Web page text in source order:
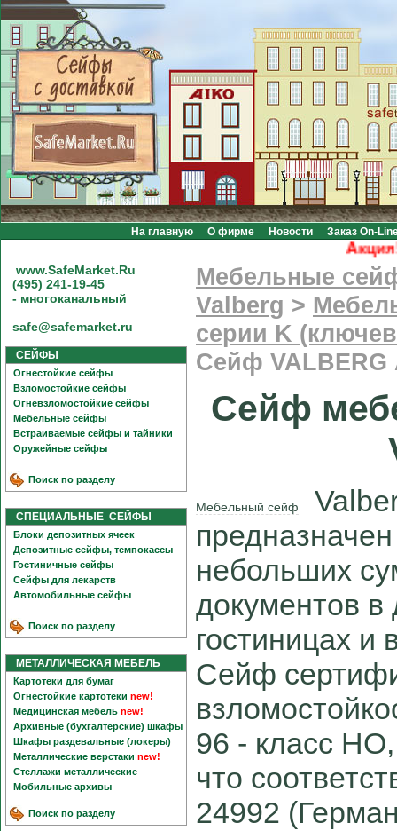
На главную О фирме Новости Заказ On-
Акция!
www.SafeMarket.Ru
(495) 241-19-45
- многоканальный
safe@safemarket.ru
СЕЙФЫ
Огнестойкие сейфы
Взломостойкие сейфы
Огневзломостойкие сейфы
Мебельные сейфы
Встраиваемые сейфы и тайники
Оружейные сейфы
Поиск по разделу
СПЕЦИАЛЬНЫЕ СЕЙФЫ
Блоки депозитных ячеек
Депозитные сейфы, темпокассы
Гостиничные сейфы
Сейфы для лекарств
Автомобильные сейфы
Поиск по разделу
МЕТАЛЛИЧЕСКАЯ МЕБЕЛЬ
Картотеки для бумаг
Огнестойкие картотеки new!
Медицинская мебель new!
Архивные (бухгалтерские) шкафы
Шкафы раздевальные (локеры)
Металлические верстаки new!
Стеллажи металлические
Мобильные архивы
Поиск по разделу
Мебельные
Valberg >
серии K
Сейф VALBERG
Сейф
Мебельный сейф
небольших
документов
гостиницах и
Сейф
96 - класс НО,
что
24992